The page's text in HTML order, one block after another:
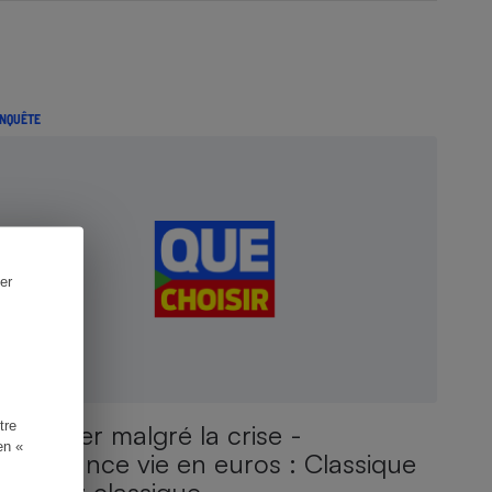
«
malgré la crise -
L'assurance vie en euros : Classique